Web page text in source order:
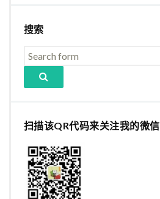
搜索
扫描该QR代码来关注我的微信